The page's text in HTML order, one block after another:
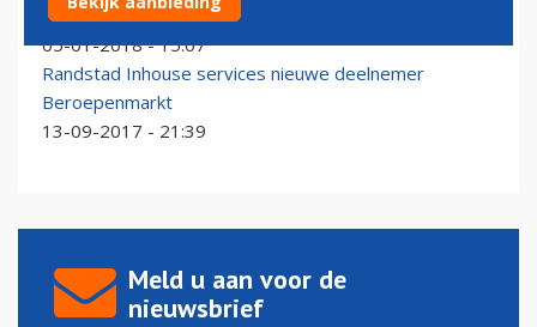
Cygnific
05-01-2018 - 15:07
Randstad Inhouse services nieuwe deelnemer
Beroepenmarkt
13-09-2017 - 21:39
Meld u aan voor de
nieuwsbrief